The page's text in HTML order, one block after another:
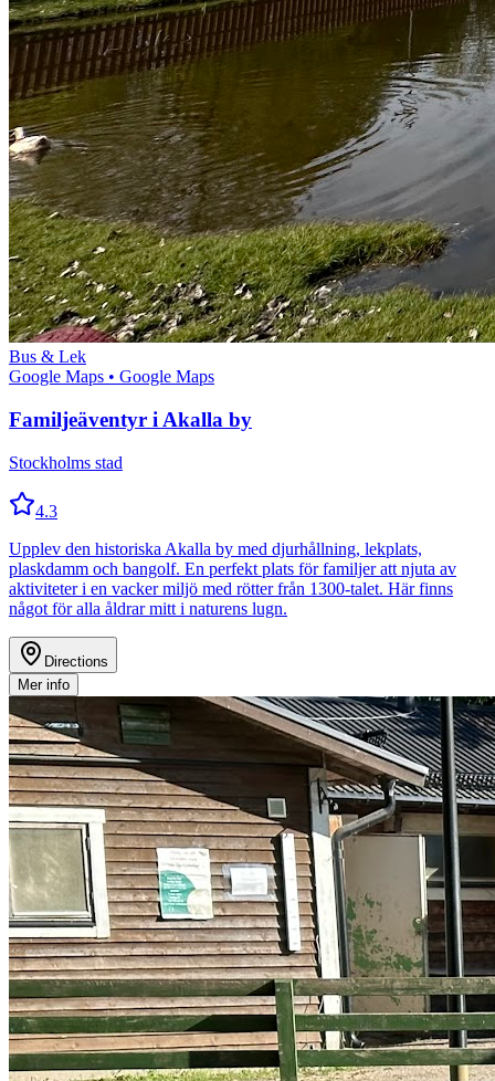
Bus & Lek
Google Maps • Google Maps
Familjeäventyr i Akalla by
Stockholms stad
4.3
Upplev den historiska Akalla by med djurhållning, lekplats,
plaskdamm och bangolf. En perfekt plats för familjer att njuta av
aktiviteter i en vacker miljö med rötter från 1300-talet. Här finns
något för alla åldrar mitt i naturens lugn.
Directions
Mer info